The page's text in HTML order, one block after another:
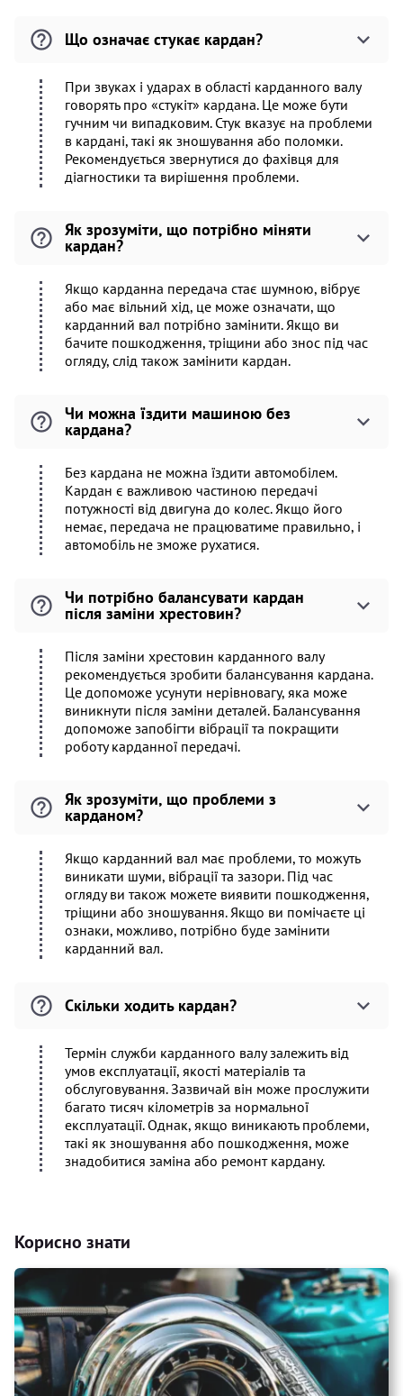
Що означає стукає кардан?
При звуках і ударах в області карданного валу
говорять про «стукіт» кардана. Це може бути
гучним чи випадковим. Стук вказує на проблеми
в кардані, такі як зношування або поломки.
Рекомендується звернутися до фахівця для
діагностики та вирішення проблеми.
Як зрозуміти, що потрібно міняти
кардан?
Якщо карданна передача стає шумною, вібрує
або має вільний хід, це може означати, що
карданний вал потрібно замінити. Якщо ви
бачите пошкодження, тріщини або знос під час
огляду, слід також замінити кардан.
Чи можна їздити машиною без
кардана?
Без кардана не можна їздити автомобілем.
Кардан є важливою частиною передачі
потужності від двигуна до колес. Якщо його
немає, передача не працюватиме правильно, і
автомобіль не зможе рухатися.
Чи потрібно балансувати кардан
після заміни хрестовин?
Після заміни хрестовин карданного валу
рекомендується зробити балансування кардана.
Це допоможе усунути нерівновагу, яка може
виникнути після заміни деталей. Балансування
допоможе запобігти вібрації та покращити
роботу карданної передачі.
Як зрозуміти, що проблеми з
карданом?
Якщо карданний вал має проблеми, то можуть
виникати шуми, вібрації та зазори. Під час
огляду ви також можете виявити пошкодження,
тріщини або зношування. Якщо ви помічаєте ці
ознаки, можливо, потрібно буде замінити
карданний вал.
Скільки ходить кардан?
Термін служби карданного валу залежить від
умов експлуатації, якості матеріалів та
обслуговування. Зазвичай він може прослужити
багато тисяч кілометрів за нормальної
експлуатації. Однак, якщо виникають проблеми,
такі як зношування або пошкодження, може
знадобитися заміна або ремонт кардану.
Корисно знати